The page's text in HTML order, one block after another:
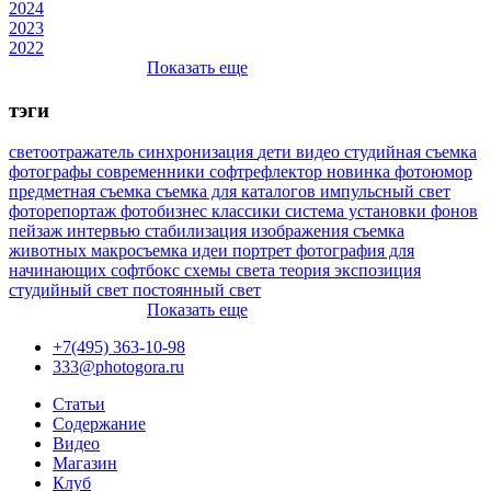
2024
2023
2022
Показать еще
тэги
светоотражатель синхронизация дети видео студийная съемка
фотографы современники софтрефлектор новинка фотоюмор
предметная съемка съемка для каталогов импульсный свет
фоторепортаж фотобизнес классики система установки фонов
пейзаж интервью стабилизация изображения съемка
животных макросъемка идеи портрет фотография для
начинающих софтбокс схемы света теория экспозиция
студийный свет постоянный свет
Показать еще
+7(495) 363-10-98
333@photogora.ru
Статьи
Содержание
Видео
Магазин
Клуб